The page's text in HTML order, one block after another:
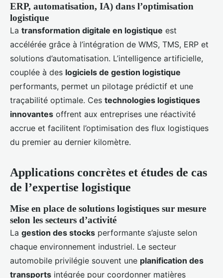
ERP, automatisation, IA) dans l’optimisation
logistique
La transformation digitale en logistique est
accélérée grâce à l’intégration de WMS, TMS, ERP et
solutions d’automatisation. L’intelligence artificielle,
couplée à des logiciels de gestion logistique
performants, permet un pilotage prédictif et une
traçabilité optimale. Ces technologies logistiques
innovantes offrent aux entreprises une réactivité
accrue et facilitent l’optimisation des flux logistiques
du premier au dernier kilomètre.
Applications concrètes et études de cas
de l’expertise logistique
Mise en place de solutions logistiques sur mesure
selon les secteurs d’activité
La gestion des stocks performante s’ajuste selon
chaque environnement industriel. Le secteur
automobile privilégie souvent une planification des
transports intégrée pour coordonner matières